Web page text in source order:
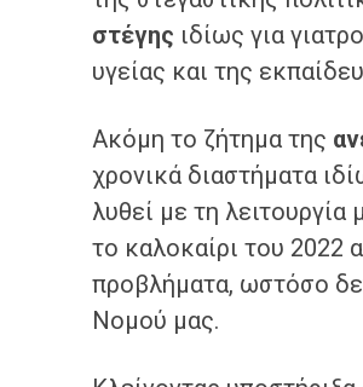
στέγης ιδίως για
υγείας και της
Ακόμη το ζήτημα της
χρονικά διαστήματα
λυθεί με τη
το καλοκαίρι του
προβλήματα, ωστόσο
Νομού μας.